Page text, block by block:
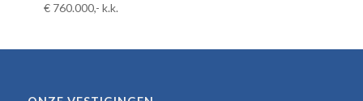
€ 760.000,- k.k.